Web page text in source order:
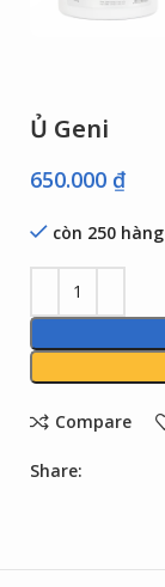
Ủ Geni
650.000 ₫
còn 250 hàng
Compare
Share: